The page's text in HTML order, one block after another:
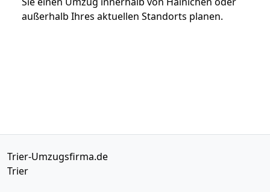
außerhalb Ihres aktuellen Standorts planen.
Trier-Umzugsfirma.de
Trier